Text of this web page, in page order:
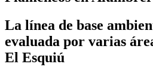
La línea de base
evaluada por varias
El Esquiú